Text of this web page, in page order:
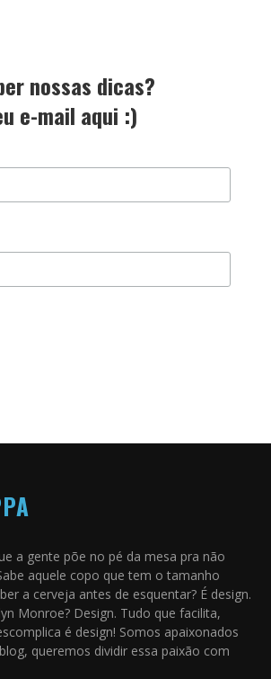
nossas dicas?
e-mail aqui :)
a gente põe no pé da mesa pra não
aquele copo que tem o tamanho
a cerveja antes de esquentar? É design.
Monroe? Design. Tudo que facilita,
é design! Somos apaixonados
queremos dividir essa paixão com